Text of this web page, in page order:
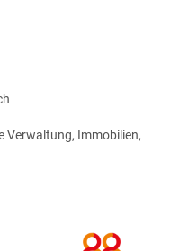
Verwaltung, Immobilien,